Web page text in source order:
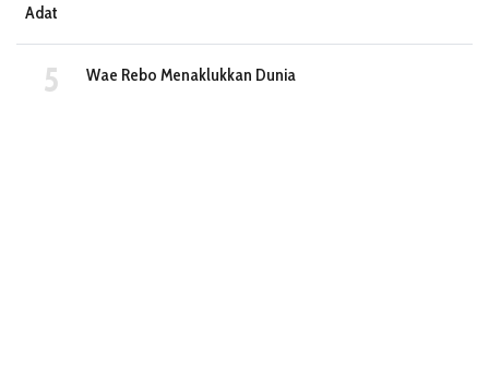
Adat
Wae Rebo Menaklukkan Dunia